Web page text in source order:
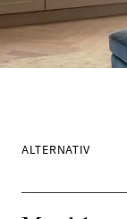
ALTERNATIV